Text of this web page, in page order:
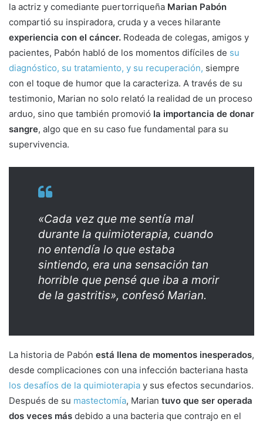
la actriz y comediante puertorriqueña Marian Pabón
compartió su inspiradora, cruda y a veces hilarante
experiencia con el cáncer. Rodeada de colegas, amigos y
pacientes, Pabón habló de los momentos difíciles de su
diagnóstico, su tratamiento, y su recuperación, siempre
con el toque de humor que la caracteriza. A través de su
testimonio, Marian no solo relató la realidad de un proceso
arduo, sino que también promovió la importancia de donar
sangre, algo que en su caso fue fundamental para su
supervivencia.
«Cada vez que me sentía mal
durante la quimioterapia, cuando
no entendía lo que estaba
sintiendo, era una sensación tan
horrible que pensé que iba a morir
de la gastritis», confesó Marian.
La historia de Pabón está llena de momentos inesperados,
desde complicaciones con una infección bacteriana hasta
los desafíos de la quimioterapia y sus efectos secundarios.
Después de su mastectomía, Marian tuvo que ser operada
dos veces más debido a una bacteria que contrajo en el